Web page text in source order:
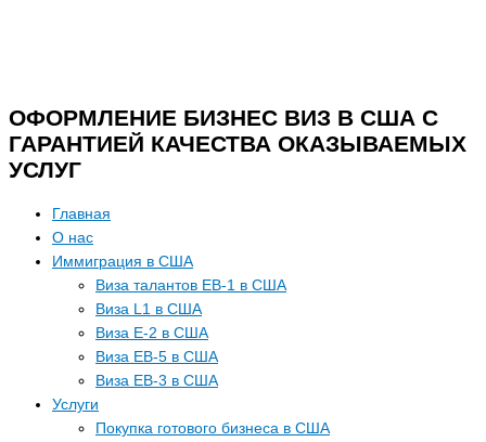
ОФОРМЛЕНИЕ БИЗНЕС ВИЗ В США С
ГАРАНТИЕЙ КАЧЕСТВА ОКАЗЫВАЕМЫХ
УСЛУГ
Главная
О нас
Иммиграция в США
Виза талантов EB-1 в США
Виза L1 в США
Виза E-2 в США
Виза EB-5 в США
Виза EB-3 в США
Услуги
Покупка готового бизнеса в США